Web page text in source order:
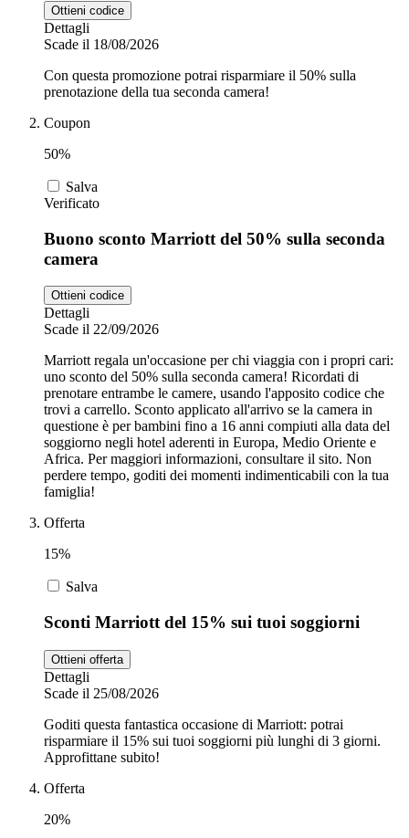
Privé by
Zalando
adidas
Scarpe
Ottieni codice
Dettagli
Scade il 18/08/2026
Con questa promozione potrai risparmiare il 50% sulla
prenotazione della tua seconda camera!
Coupon
50%
Salva
Verificato
Buono sconto Marriott del 50% sulla seconda
camera
Ottieni codice
Dettagli
Scade il 22/09/2026
Marriott regala un'occasione per chi viaggia con i propri cari:
uno sconto del 50% sulla seconda camera! Ricordati di
prenotare entrambe le camere, usando l'apposito codice che
trovi a carrello. Sconto applicato all'arrivo se la camera in
questione è per bambini fino a 16 anni compiuti alla data del
soggiorno negli hotel aderenti in Europa, Medio Oriente e
Africa. Per maggiori informazioni, consultare il sito. Non
perdere tempo, goditi dei momenti indimenticabili con la tua
famiglia!
Offerta
15%
Salva
Sconti Marriott del 15% sui tuoi soggiorni
Ottieni offerta
Dettagli
Scade il 25/08/2026
Goditi questa fantastica occasione di Marriott: potrai
risparmiare il 15% sui tuoi soggiorni più lunghi di 3 giorni.
Approfittane subito!
Offerta
20%